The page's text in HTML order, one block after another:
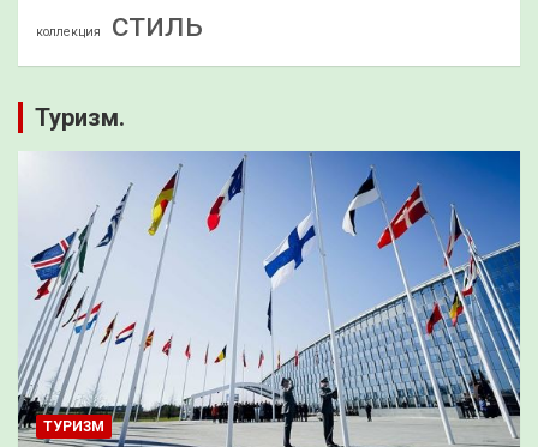
коллекция стиль
Туризм.
ТУРИЗМ